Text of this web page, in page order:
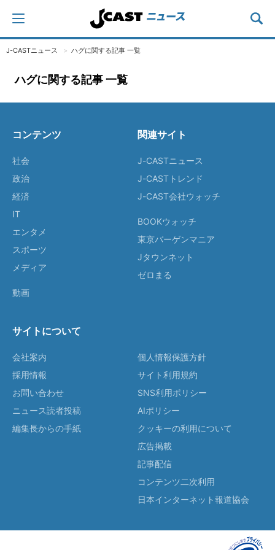
J-CASTニュース ハグに関する記事 一覧
ハグに関する記事 一覧
コンテンツ
社会
政治
経済
IT
エンタメ
スポーツ
メディア
動画
関連サイト
J-CASTニュース
J-CASTトレンド
J-CAST会社ウォッチ
BOOKウォッチ
東京バーゲンマニア
Jタウンネット
ゼロまる
サイトについて
会社案内
採用情報
お問い合わせ
ニュース読者投稿
編集長からの手紙
個人情報保護方針
サイト利用規約
SNS利用ポリシー
AIポリシー
クッキーの利用について
広告掲載
記事配信
コンテンツ二次利用
日本インターネット報道協会